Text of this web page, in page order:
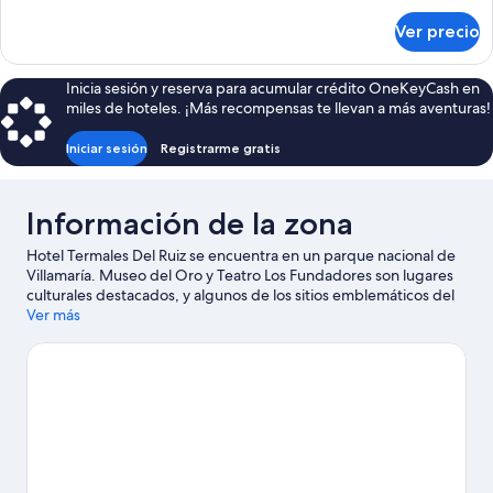
presidencial
Ver precio
Inicia sesión y reserva para acumular crédito OneKeyCash en
miles de hoteles. ¡Más recompensas te llevan a más aventuras!
Iniciar sesión Registrarme gratis
Información de la zona
Hotel Termales Del Ruiz se encuentra en un parque nacional de
Villamaría. Museo del Oro y Teatro Los Fundadores son lugares
culturales destacados, y algunos de los sitios emblemáticos del
área incluyen Torre de El Cable y Plaza Bolívar. También vale la
Manizales.
Ver más